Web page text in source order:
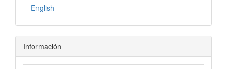
English
Información